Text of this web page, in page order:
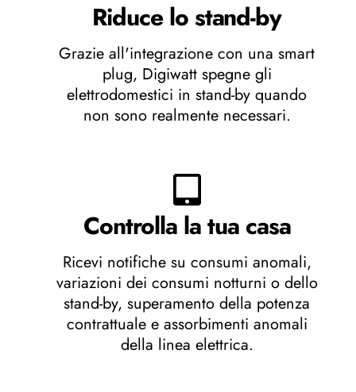
Riduce lo stand-by
Grazie all'integrazione con una smart
plug, Digiwatt spegne gli
elettrodomestici in stand-by quando
non sono realmente necessari.
Controlla la tua casa
Ricevi notifiche su consumi anomali,
variazioni dei consumi notturni o dello
stand-by, superamento della potenza
contrattuale e assorbimenti anomali
della linea elettrica.